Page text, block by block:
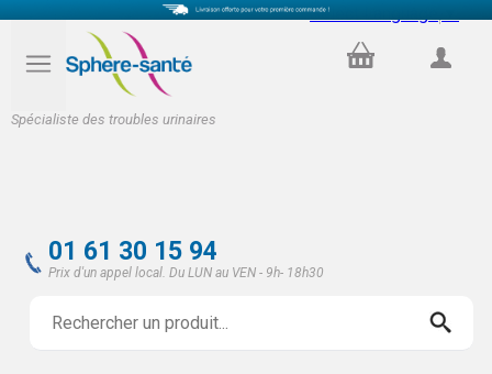
Spécialiste des troubles urinaires
Select Language
PANIER
01 61 30 15 94
Prix d'un appel local. Du LUN au VEN - 9h- 18h30